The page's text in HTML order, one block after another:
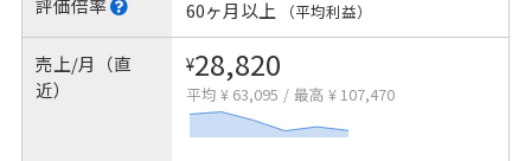
60ヶ月以上 （平均利益）
売上/月（直
近）
¥28,820
平均 ¥ 63,095 / 最高 ¥ 107,470